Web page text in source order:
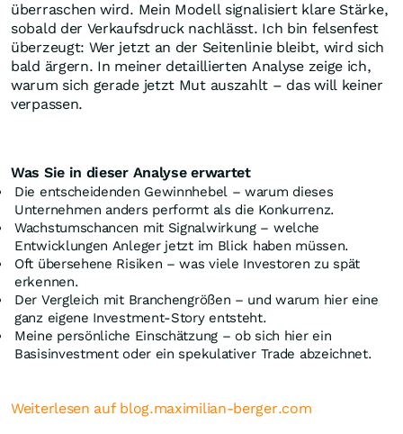
überraschen wird. Mein Modell signalisiert klare Stärke,
sobald der Verkaufsdruck nachlässt. Ich bin felsenfest
überzeugt: Wer jetzt an der Seitenlinie bleibt, wird sich
bald ärgern. In meiner detaillierten Analyse zeige ich,
warum sich gerade jetzt Mut auszahlt – das will keiner
verpassen.
Was Sie in dieser Analyse erwartet
Die entscheidenden Gewinnhebel – warum dieses
Unternehmen anders performt als die Konkurrenz.
Wachstumschancen mit Signalwirkung – welche
Entwicklungen Anleger jetzt im Blick haben müssen.
Oft übersehene Risiken – was viele Investoren zu spät
erkennen.
Der Vergleich mit Branchengrößen – und warum hier eine
ganz eigene Investment-Story entsteht.
Meine persönliche Einschätzung – ob sich hier ein
Basisinvestment oder ein spekulativer Trade abzeichnet.
Weiterlesen auf blog.maximilian-berger.com